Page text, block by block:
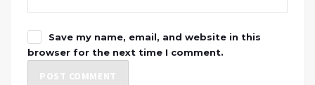
Save my name, email, and website in this
browser for the next time I comment.